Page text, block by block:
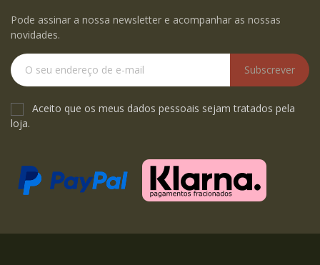
Pode assinar a nossa newsletter e acompanhar as nossas
novidades.
Subscrever
Aceito que os meus dados pessoais sejam tratados pela
loja.